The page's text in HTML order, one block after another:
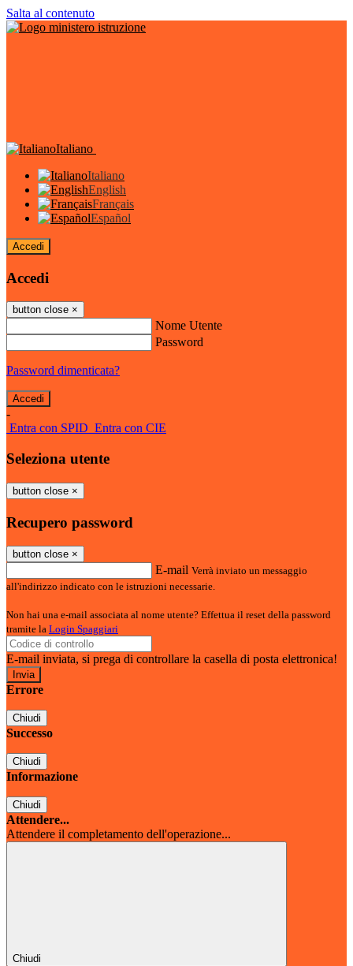
Salta al contenuto
Italiano
Italiano
English
Français
Español
Accedi
Accedi
button close ×
Nome Utente
Password
Password dimenticata?
-
Entra con SPID Entra con CIE
Seleziona utente
button close ×
Recupero password
button close ×
E-mail Verrà inviato un messaggio
all'indirizzo indicato con le istruzioni necessarie.
Non hai una e-mail associata al nome utente? Effettua il reset della password
tramite la Login Spaggiari
E-mail inviata, si prega di controllare la casella di posta elettronica!
Errore
Chiudi
Successo
Chiudi
Informazione
Chiudi
Attendere...
Attendere il completamento dell'operazione...
Chiudi